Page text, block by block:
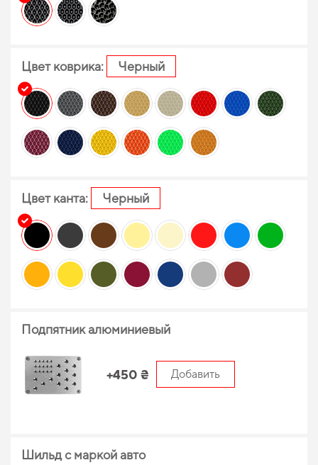
Цвет коврика: Черный
Цвет канта: Черный
Подпятник алюминиевый
+450 ₴ Добавить
Шильд с маркой авто